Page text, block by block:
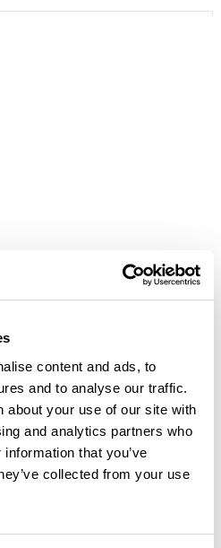
content and ads, to
and to analyse our traffic.
about your use of our site with
and analytics partners who
that you’ve
collected from your use
à ajouter un avis !
un avis